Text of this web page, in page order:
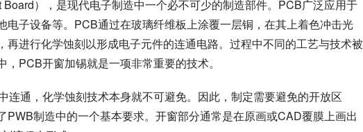
），是现代电子制造中一个必不可少的制造部件。PCB广泛应用于
电子设备等。PCB通过在玻璃纤维板上涂覆一层铜，在其上着色冲击光
进行化学蚀刻以形成电子元件的连通电路。过程中不同的工艺与技术被
PCB开窗加锡就是一项非常重要的技术。
连通，化学蚀刻技术本身就不可避免。因此，制定需要避免的开放区
PWB制造中的一个基本要求。开窗部分通常是在原画或CAD覆膜上画出